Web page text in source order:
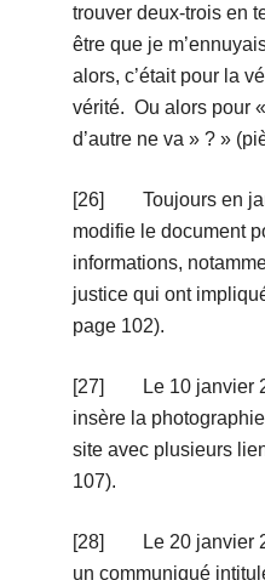
trouver deux-trois en
être que je
alors, c’était pour la
vérité. Ou alors pour
d’autre ne va » ? »
[26] Toujours en
modifie le document
informations,
justice qui ont
page 102).
[27] Le 10 janvier
insère la
site avec plusieurs
107).
[28] Le 20 janvier
un communiqué